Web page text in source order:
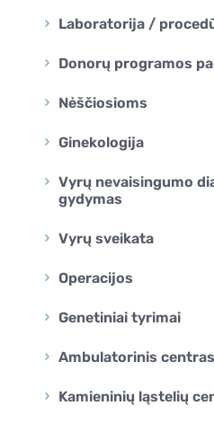
Laboratorija /
Donorų programos
Nėščiosioms
Ginekologija
Vyrų nevaisingumo
gydymas
Vyrų sveikata
Operacijos
Genetiniai tyrimai
Ambulatorinis centras
Kamieninių ląstelių